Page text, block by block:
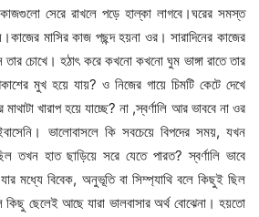
সেরে রাখলে পড়ে হাল্কা লাগবে।ঘরের সমস্ত
মাসির কাজ পছন্দ হয়না ওর। সারাদিনের কাজের
চোখে। হঠাৎ করে কখনো কখনো ঘুম ভাঙ্গা রাতে তার
মুখ হয়ে যায়? ও নিজের গায়ে চিমটি কেটে দেখে
খারাপ হয়ে যাচ্ছে? না ,স্বর্ণালি আর ভাববে না ওর
ভালোবাসলে কি সবচেয়ে বিপদের সময়, যখন
তখন হাত ছাড়িয়ে সরে যেতে পারত? স্বর্ণালি ভাবে
মধ্যে বিবেক, অনুভূতি বা সিম্প্যাথি বলে কিছুই ছিল
ছেলেই আছে যারা ভালবাসার অর্থ বোঝেনা। হয়তো